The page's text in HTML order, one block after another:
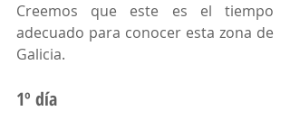
Creemos que este es el tiempo
adecuado para conocer esta zona de
Galicia.
1º día